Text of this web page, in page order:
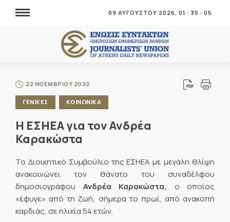
09 ΑΥΓΟΥΣΤΟΥ 2026, 01 : 35 : 05
22 ΝΟΕΜΒΡΙΟΥ 2022
ΓΕΝΙΚΕΣ ΚΟΙΝΩΝΙΚΑ
Η ΕΣΗΕΑ για τον Ανδρέα
Καρακώστα
Το Διοικητικό Συμβούλιο της ΕΣΗΕΑ με μεγάλη θλίψη
ανακοινώνει τον θάνατο του συναδέλφου
δημοσιογράφου Ανδρέα Καρακώστα, ο οποίος
«έφυγε» από τη ζωή, σήμερα το πρωί, από ανακοπή
καρδιάς, σε ηλικία 54 ετών.